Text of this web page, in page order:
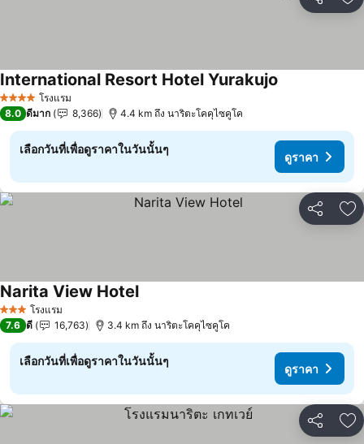
แชร์ เ
4 ดาว โรงแรม
International Resort Hotel Yurakujo
8.0 ดีมาก 8,366 4.4 km ถึง นาริตะโคคุไซคูโค
เลือกวันที่เพื่อดูราคาในวันนั้นๆ
ดูราคา
แชร์ เ
3 ดาว โรงแรม
Narita View Hotelดูราคา
7.6 ดี 16,763 3.4 km ถึง นาริตะโคคุไซคูโค
เลือกวันที่เพื่อดูราคาในวันนั้นๆ
ดูราคา
แชร์ เ